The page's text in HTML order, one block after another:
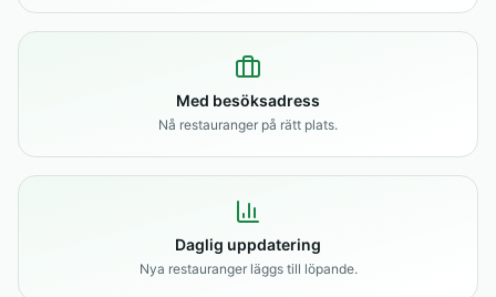
Med besöksadress
Nå restauranger på rätt plats.
Daglig uppdatering
Nya restauranger läggs till löpande.